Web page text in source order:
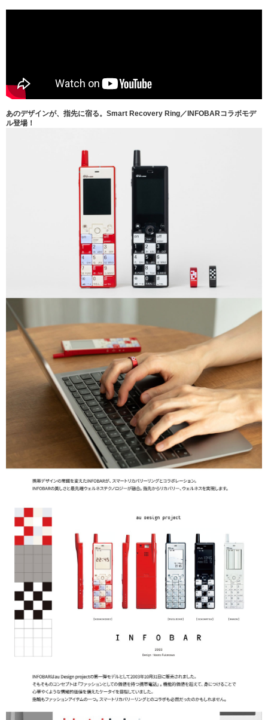
あのデザインが、指先に宿る。Smart Recovery Ring／INFOBARコラボモデ
ル登場！